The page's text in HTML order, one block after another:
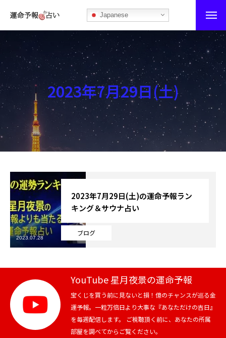
Japanese
運命予報占い
運命予報占いとは
あなたの所属部屋を探そう！
最恐の相性占い
秘伝公開！吉凶カレンダー
記事カテゴリー
ブログ
お知らせ
テニス
スポーツ
競馬
2023年7月29日(土)
ブログ
2023年7月29日(土)の運命予報ラン
キング＆サウナ占い
2023.07.28
YouTube 星月夜景の運命予報
宝くじを買う前に見ないと損！億のチャンスが巡る金
運予報。一粒万倍日より大事な『あなただけの吉日』
を毎週配信します。 ご視聴頂く前に、あなたの所属
部屋を調べてからご覧ください。